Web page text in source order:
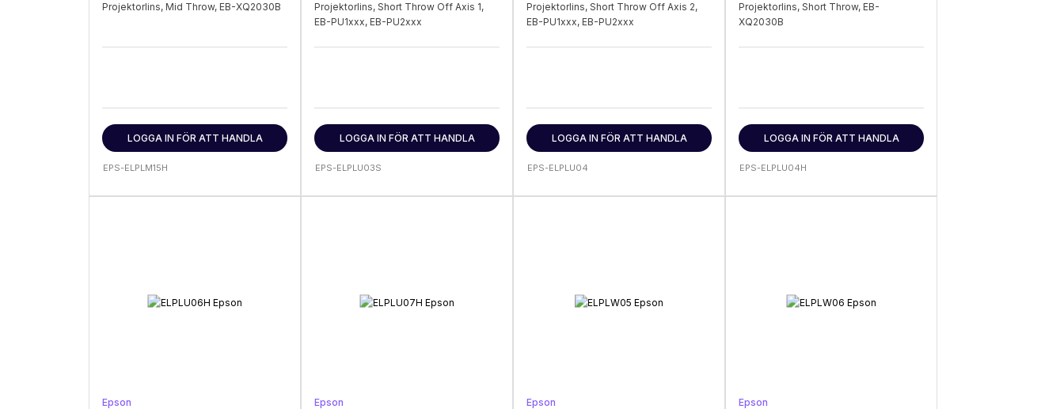
Projektorlins, Mid Throw, EB-XQ2030B
LOGGA IN FÖR ATT HANDLA
EPS-ELPLM15H
Projektorlins, Short Throw Off Axis 1,
EB-PU1xxx, EB-PU2xxx
LOGGA IN FÖR ATT HANDLA
EPS-ELPLU03S
Projektorlins, Short Throw Off Axis 2,
EB-PU1xxx, EB-PU2xxx
LOGGA IN FÖR ATT HANDLA
EPS-ELPLU04
Projektorlins, Short Throw, EB-
XQ2030B
LOGGA IN FÖR ATT HANDLA
EPS-ELPLU04H
Epson Epson Epson Epson